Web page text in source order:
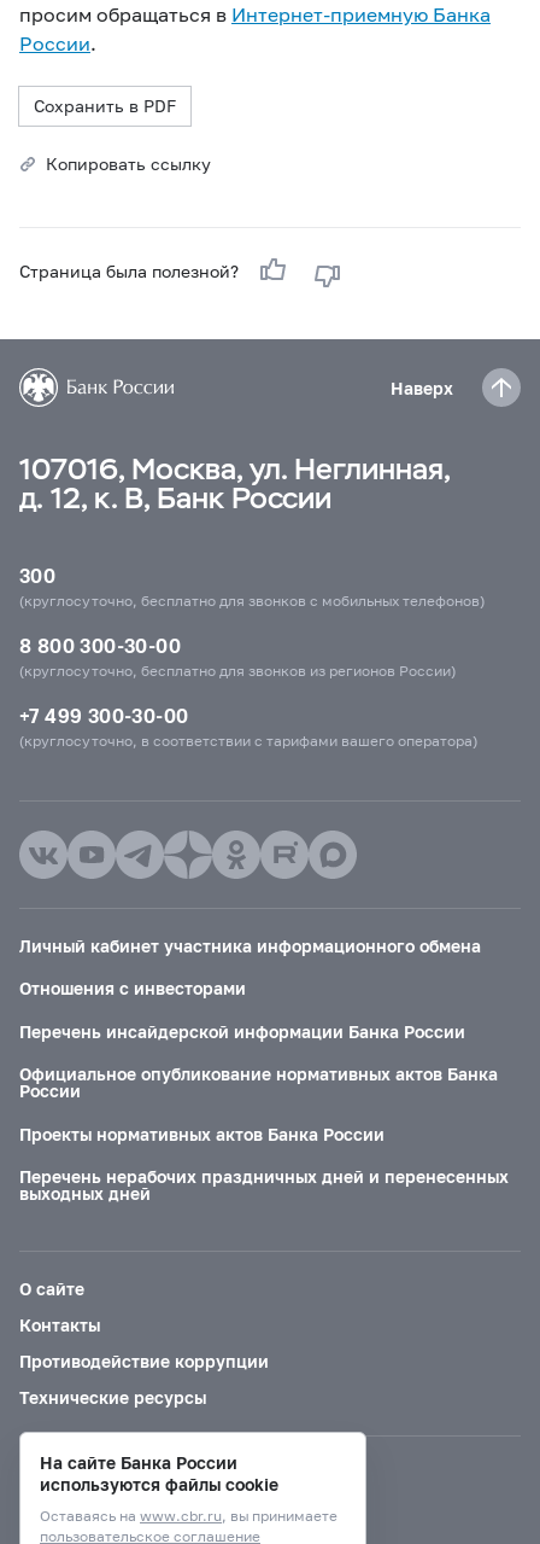
просим обращаться в Интернет-приемную Банка
России.
Сохранить в PDF
Копировать ссылку
Страница была полезной?
Наверх
107016, Москва, ул. Неглинная,
д. 12, к. В, Банк России
300
(круглосуточно, бесплатно для звонков с мобильных телефонов)
8 800 300-30-00
(круглосуточно, бесплатно для звонков из регионов России)
+7 499 300-30-00
(круглосуточно, в соответствии с тарифами вашего оператора)
Личный кабинет участника информационного обмена
Отношения с инвесторами
Перечень инсайдерской информации Банка России
Официальное опубликование нормативных актов Банка
России
Проекты нормативных актов Банка России
Перечень нерабочих праздничных дней и перенесенных
выходных дней
О сайте
Контакты
Противодействие коррупции
Технические ресурсы
Версия для слабовидящих
На сайте Банка России
используются файлы cookie
Оставаясь на www.cbr.ru, вы принимаете
пользовательское соглашение